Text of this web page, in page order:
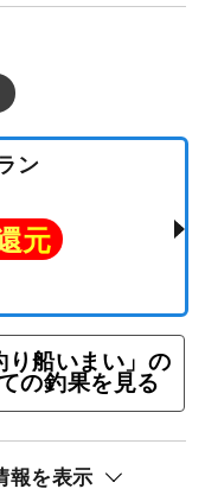
ン
元
り船いまい」の
の釣果を見る
報を表示